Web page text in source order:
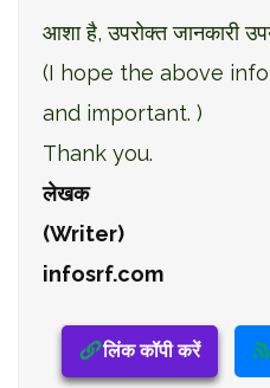
आशा है, उपरोक्त जानकारी
(I hope the above
and important. )
Thank you.
लेखक
(Writer)
infosrf.com
लिंक कॉपी करें